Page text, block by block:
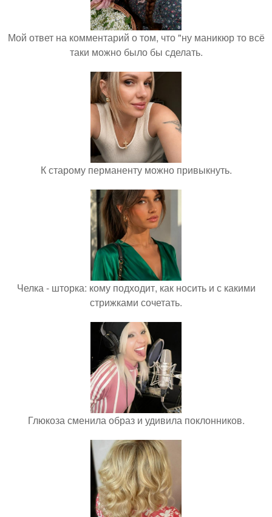
Мой ответ на комментарий о том, что "ну маникюр то всё
таки можно было бы сделать.
К старому перманенту можно привыкнуть.
Челка - шторка: кому подходит, как носить и с какими
стрижками сочетать.
Глюкоза сменила образ и удивила поклонников.